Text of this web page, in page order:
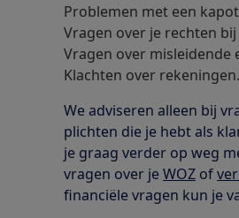
Problemen met een
Vragen over je rechten
Vragen over misleidende
Klachten over rekeningen.
We adviseren alleen bij
plichten die je hebt als
je graag verder op weg
vragen over jeWOZ of
financiële vragen kun je